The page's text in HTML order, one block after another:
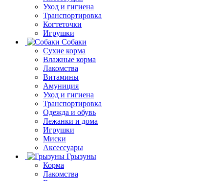
Уход и гигиена
Транспортировка
Когтеточки
Игрушки
Собаки
Сухие корма
Влажные корма
Лакомства
Витамины
Амуниция
Уход и гигиена
Транспортировка
Одежда и обувь
Лежанки и дома
Игрушки
Миски
Аксессуары
Грызуны
Корма
Лакомства